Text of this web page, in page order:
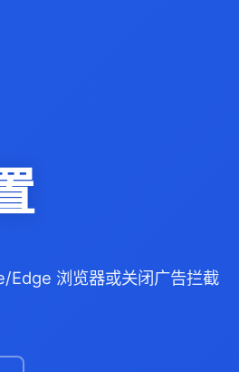
Edge 浏览器或关闭广告拦截